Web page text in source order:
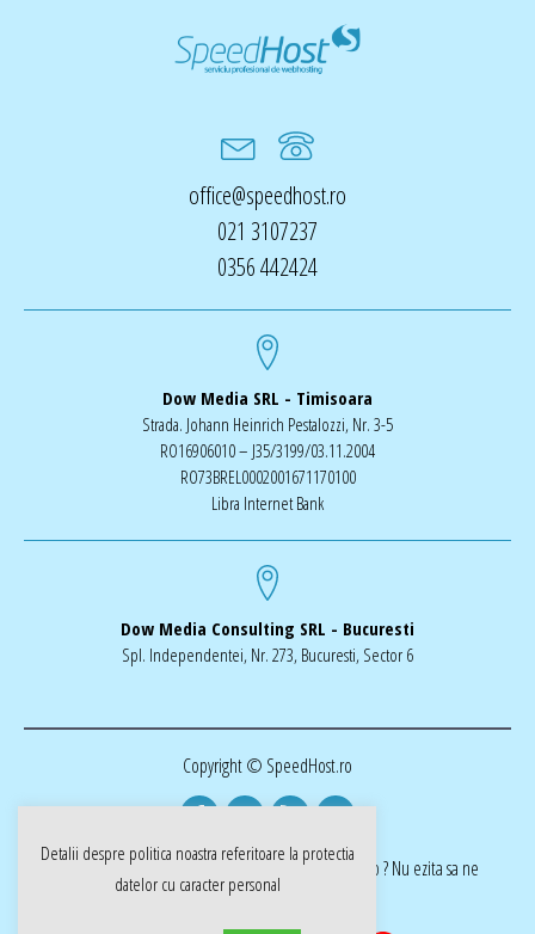
office@speedhost.ro
021 3107237
0356 442424
Dow Media SRL - Timisoara
Strada. Johann Heinrich Pestalozzi, Nr. 3-5
RO16906010 – J35/3199/03.11.2004
RO73BREL0002001671170100
Libra Internet Bank
Dow Media Consulting SRL - Bucuresti
Spl. Independentei, Nr. 273, Bucuresti, Sector 6
Copyright © SpeedHost.ro
realizat de Dow Media | ai nevoie de o pagina web ? Nu ezita sa ne
cotactati dow-media.ro
Detalii despre politica noastra referitoare la protectia
datelor cu caracter personal